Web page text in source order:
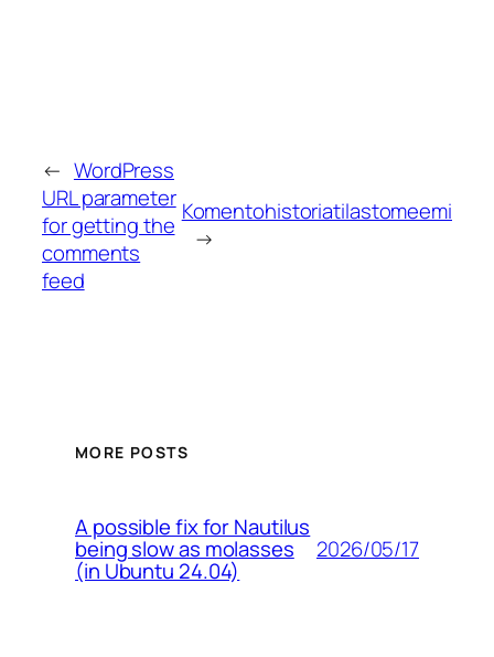
← WordPress
URL parameter
for getting the
comments
feed
Komentohistoriatilastomeemi
→
MORE POSTS
A possible fix for Nautilus
being slow as molasses
(in Ubuntu 24.04)
2026/05/17